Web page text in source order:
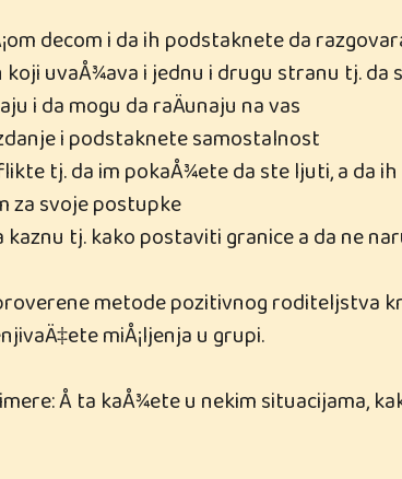
decom i da ih podstaknete da
uvaÅ¾ava i jednu i drugu stranu tj. da
i da mogu da raÄunaju na vas
i podstaknete samostalnost
tj. da im pokaÅ¾ete da ste ljuti, a da
za svoje postupke
tj. kako postaviti granice a da ne
metode pozitivnog roditeljstva
miÅ¡ljenja u grupi.
Å ta kaÅ¾ete u nekim situacijama,